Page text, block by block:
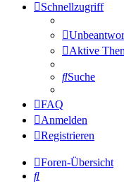
Schnellzugriff
Aktive
Suche
FAQ
Anmelden
Registrieren
Foren-Übersicht
Suche